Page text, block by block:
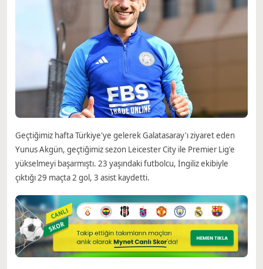
Geçtiğimiz hafta Türkiye'ye gelerek Galatasaray'ı ziyaret eden
Yunus Akgün, geçtiğimiz sezon Leicester City ile Premier Lig'e
yükselmeyi başarmıştı. 23 yaşındaki futbolcu, İngiliz ekibiyle
çıktığı 29 maçta 2 gol, 3 asist kaydetti.